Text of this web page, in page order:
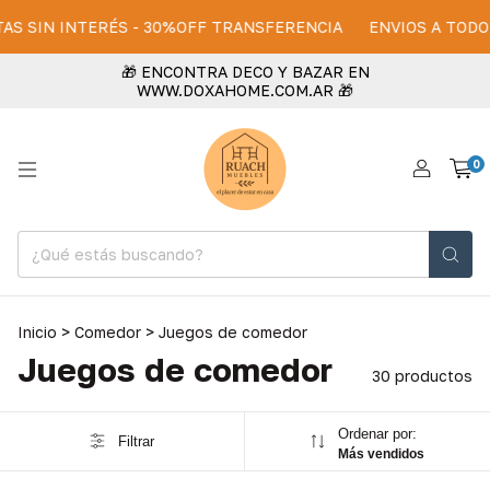
- 30%OFF TRANSFERENCIA ENVIOS A TODO EL
🎁 ENCONTRA DECO Y BAZAR EN
WWW.DOXAHOME.COM.AR 🎁
0
Inicio > Comedor > Juegos de comedor
Juegos de comedor 30 productos
Filtrar Ordenar por:
Más vendidos